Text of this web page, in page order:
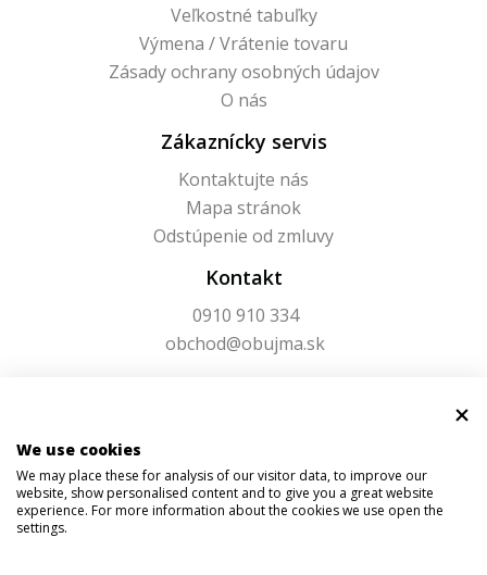
Veľkostné tabuľky
Výmena / Vrátenie tovaru
Zásady ochrany osobných údajov
O nás
Zákaznícky servis
Kontaktujte nás
Mapa stránok
Odstúpenie od zmluvy
Kontakt
0910 910 334
obchod@obujma.sk
We use cookies
We may place these for analysis of our visitor data, to improve our
website, show personalised content and to give you a great website
experience. For more information about the cookies we use open the
settings.